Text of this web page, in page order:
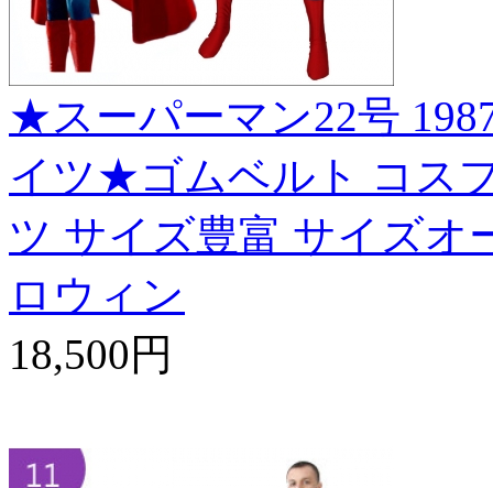
★スーパーマン22号
イツ★ゴムベルト コスプ
ツ サイズ豊富 サイズオ
ロウィン
18,500円